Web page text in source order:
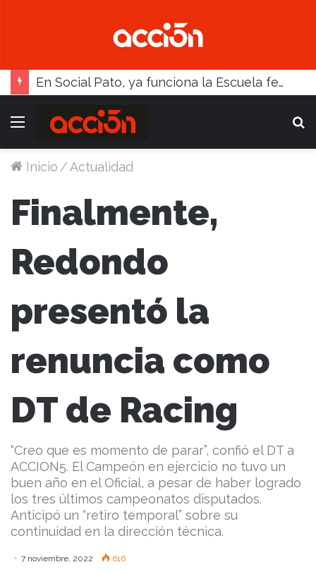
En Social Pato, ya funciona la Escuela femenina de paleta
Menú
Inicio /Actualidad
Finalmente,
Redondo
presentó la
renuncia como
DT de Racing
“Creo que es momento de parar”, confió el DT a
ACCION5. El Campeón en ejercicio no tuvo un
buen año en el Oficial, a pesar de haber logrado
los tres últimos campeonatos disputados.
Anticipó un “retiro temporal” sobre su
continuidad en la dirección técnica.
7 noviembre, 2022 616